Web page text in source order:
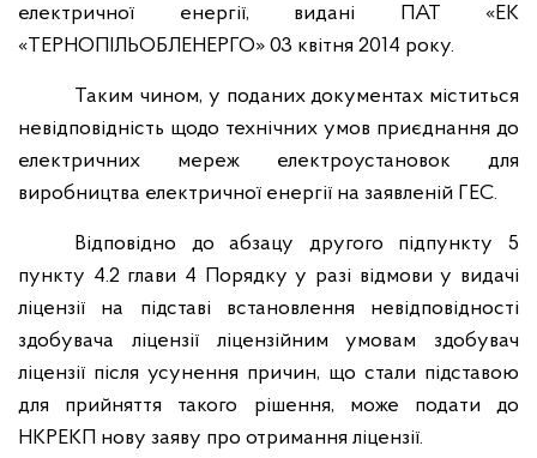
електричної енергії, видані ПАТ «ЕК
«ТЕРНОПІЛЬОБЛЕНЕРГО» 03 квітня 2014 року.
Таким чином, у поданих документах міститься
невідповідність щодо технічних умов приєднання до
електричних мереж електроустановок для
виробництва електричної енергії на заявленій ГЕС.
Відповідно до абзацу другого підпункту 5
пункту 4.2 глави 4 Порядку у разі відмови у видачі
ліцензії на підставі встановлення невідповідності
здобувача ліцензії ліцензійним умовам здобувач
ліцензії після усунення причин, що стали підставою
для прийняття такого рішення, може подати до
НКРЕКП нову заяву про отримання ліцензії.